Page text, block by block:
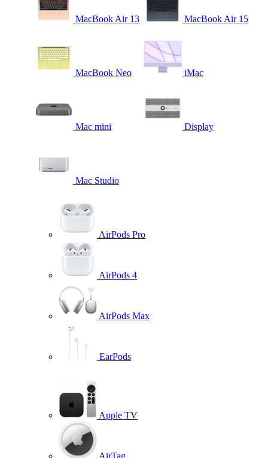
MacBook Air 13 MacBook Air 15
MacBook Neo iMac
Mac mini Display
Mac Studio
AirPods Pro
AirPods 4
AirPods Max
EarPods
Apple TV